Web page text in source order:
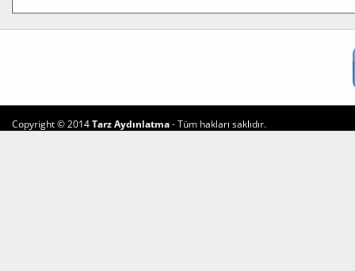
Copyright © 2014Tarz Aydınlatma- Tüm hakları saklıdır.